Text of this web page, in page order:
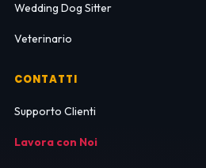
Wedding Dog Sitter
Veterinario
CONTATTI
Supporto Clienti
Lavora con Noi